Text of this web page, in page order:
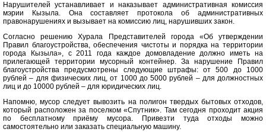
Нарушителей устанавливает и наказывает административная комиссия
мэрии Кызыла. Она составляет протокола об административных
правонарушениях и вызывает на комиссию лиц, нарушивших закон.
Согласно решению Хурала Представителей города «Об утверждении
Правил благоустройства, обеспечения чистоты и порядка на территории
города Кызыла», с 2011 года каждое домовладение должно иметь на
прилегающей территории мусорный контейнер. За нарушение Правил
благоустройства предусмотрены следующие штрафы: от 500 до 1000
рублей – для физических лиц, от 1000 до 5000 рублей – для должностных
лиц и до 10000 рублей – для юридических лиц.
Напомню, мусор следует вывозить на полигон твердых бытовых отходов,
который расположен за поселком «Спутник». Там сегодня проходит акция
по бесплатному приёму мусора. Привезти туда отходы можно
самостоятельно или заказать специальную машину.